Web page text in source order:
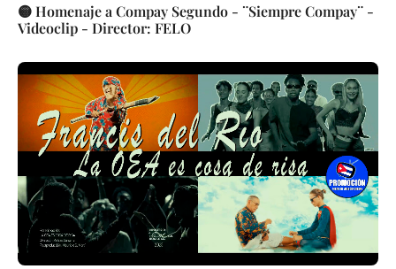
🟡 Homenaje a Compay Segundo - ¨Siempre Compay¨ -
Videoclip - Director: FELO